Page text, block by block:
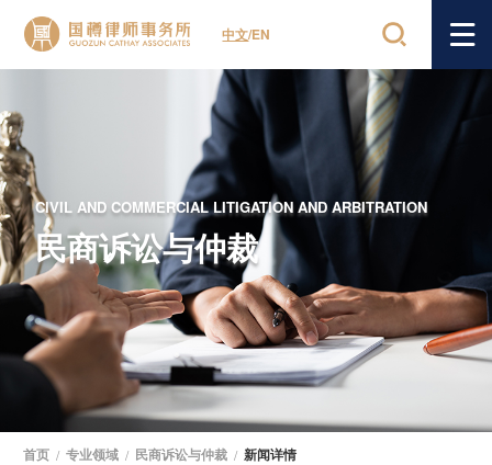
中文/EN
CIVIL AND COMMERCIAL LITIGATION AND ARBITRATION
民商诉讼与仲裁
首页 / 专业领域 / 民商诉讼与仲裁 / 新闻详情